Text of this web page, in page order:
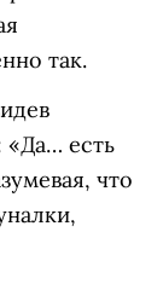
так.
«Да… есть
что